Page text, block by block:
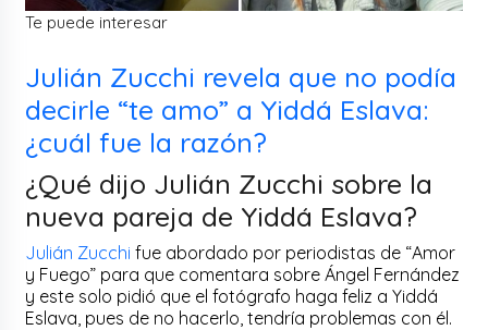
Te puede interesar
Julián Zucchi revela que no podía
decirle “te amo” a Yiddá Eslava:
¿cuál fue la razón?
¿Qué dijo Julián Zucchi sobre la
nueva pareja de Yiddá Eslava?
Julián Zucchi fue abordado por periodistas de “Amor
y Fuego” para que comentara sobre Ángel Fernández
y este solo pidió que el fotógrafo haga feliz a Yiddá
Eslava, pues de no hacerlo, tendría problemas con él.